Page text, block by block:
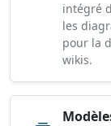
intégré
les
pour la
wikis.